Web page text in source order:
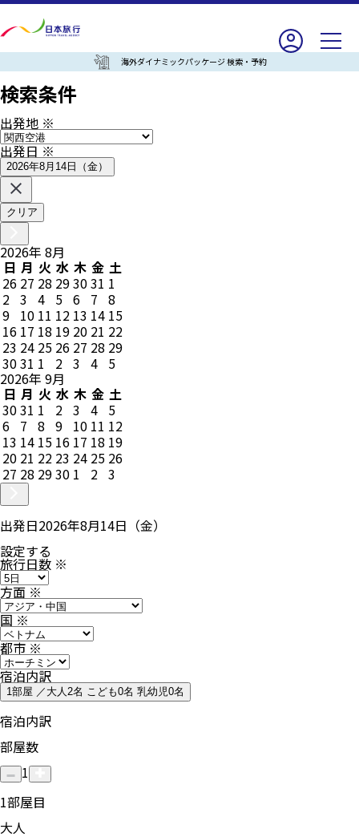
海外ダイナミックパッケージ 検索・予約
検索条件
出発地 ※
出発日※
2026年8月14日（金）
クリア
2026年 8月
日 月 火 水 木 金 土
26 27 28 293031 1
2 3 4 5 6 7 8
9 10 11 12 13 14 15
16 17 18 19 20 21 22
23 24 25 26 27 28 29
3031 1 2 3 4 5
2026年 9月
日 月 火 水 木 金 土
3031 1 2 3 4 5
6 7 8 9 10 11 12
13 14 15 16 17 18 19
20 21 22 23 24 25 26
27 28 2930 1 2 3
出発日2026年8月14日（金）
設定する
旅行日数 ※
方面※
国※
都市※
宿泊内訳
1部屋 ／大人2名 こども0名 乳幼児0名
宿泊内訳
部屋数
1
1部屋目
大人